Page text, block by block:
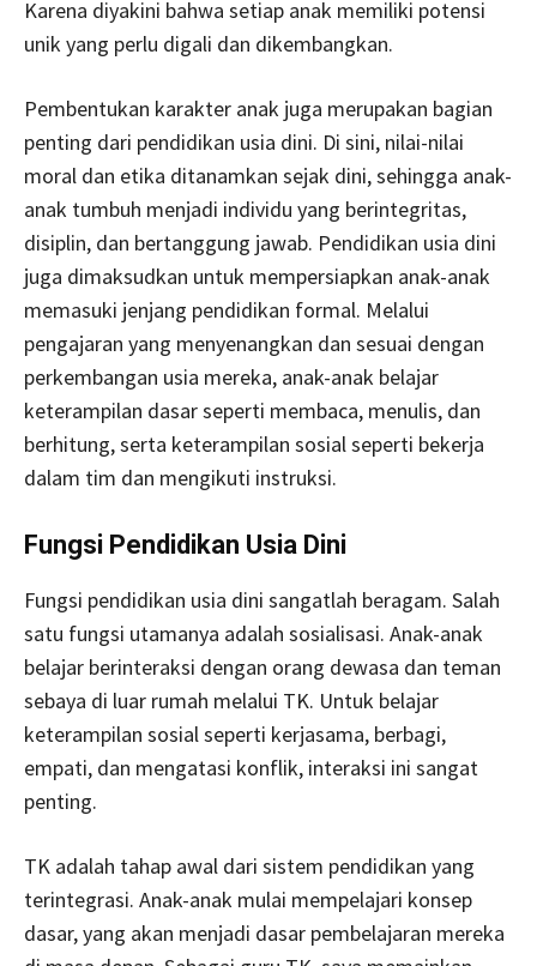
Karena diyakini bahwa setiap anak memiliki potensi
unik yang perlu digali dan dikembangkan.
Pembentukan karakter anak juga merupakan bagian
penting dari pendidikan usia dini. Di sini, nilai-nilai
moral dan etika ditanamkan sejak dini, sehingga anak-
anak tumbuh menjadi individu yang berintegritas,
disiplin, dan bertanggung jawab. Pendidikan usia dini
juga dimaksudkan untuk mempersiapkan anak-anak
memasuki jenjang pendidikan formal. Melalui
pengajaran yang menyenangkan dan sesuai dengan
perkembangan usia mereka, anak-anak belajar
keterampilan dasar seperti membaca, menulis, dan
berhitung, serta keterampilan sosial seperti bekerja
dalam tim dan mengikuti instruksi.
Fungsi Pendidikan Usia Dini
Fungsi pendidikan usia dini sangatlah beragam. Salah
satu fungsi utamanya adalah sosialisasi. Anak-anak
belajar berinteraksi dengan orang dewasa dan teman
sebaya di luar rumah melalui TK. Untuk belajar
keterampilan sosial seperti kerjasama, berbagi,
empati, dan mengatasi konflik, interaksi ini sangat
penting.
TK adalah tahap awal dari sistem pendidikan yang
terintegrasi. Anak-anak mulai mempelajari konsep
dasar, yang akan menjadi dasar pembelajaran mereka